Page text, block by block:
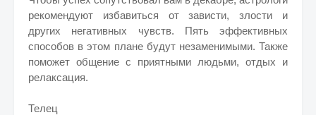
рекомендуют избавиться от зависти, злости и
других негативных чувств. Пять эффективных
способов в этом плане будут незаменимыми. Также
поможет общение с приятными людьми, отдых и
релаксация.
Телец